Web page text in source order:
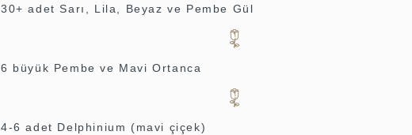
30+ adet Sarı, Lila, Beyaz ve Pembe Gül
6 büyük Pembe ve Mavi Ortanca
4-6 adet Delphinium (mavi çiçek)